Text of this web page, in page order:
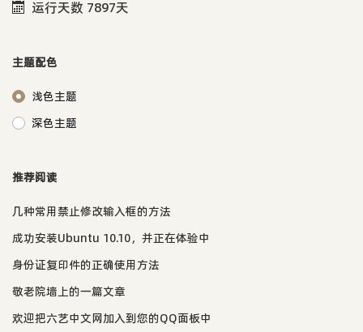
运行天数 7897天
主题配色
浅色主题
深色主题
推荐阅读
几种常用禁止修改输入框的方法
成功安装Ubuntu 10.10，并正在体验中
身份证复印件的正确使用方法
敬老院墙上的一篇文章
欢迎把六艺中文网加入到您的QQ面板中